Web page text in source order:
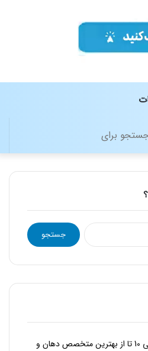
برای
جستجو
برای:
معرفی 10 تا از بهترین متخصص دهان و